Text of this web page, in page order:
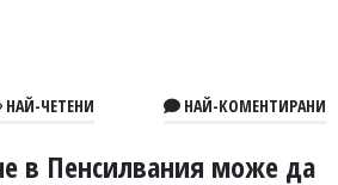
НАЙ-ЧЕТЕНИ НАЙ-КОМЕНТИРАНИ
в Пенсилвания може да